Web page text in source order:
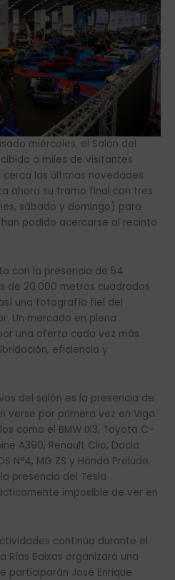
miércoles, el Salón del
a miles de visitantes
las últimas novedades
ahora su tramo final con tres
sábado y domingo) para
podido acercarse al recinto
con la presencia de 54
de 20.000 metros cuadrados
una fotografía fiel del
Un mercado en plena
una oferta cada vez más
eficiencia y
del salón es la presencia de
verse por primera vez en Vigo.
como el BMW iX3, Toyota C-
A390, Renault Clio, Dacia
Nº4, MG ZS y Honda Prelude.
presencia del Tesla
imposible de ver en
continúa durante el
Rías Baixas organizará una
participarán José Enrique